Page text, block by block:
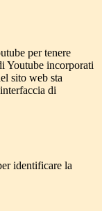
per tenere
Youtube incorporati
sito web sta
di
identificare la